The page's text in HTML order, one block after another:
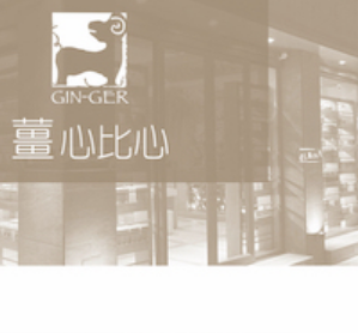
，台灣大哥大用戶可立即使用無須另外申請。
你分期」，訂單成立後會自動跳轉到大哥付的交易
選擇欲分期的期數、繳款截止日，確認付款後即完
數及費用金額請依後續交易確認頁面所載為準。
未前往確認交易或遇審核未通過，訂單將自動取
通過狀況，表示未達大哥付你分期系統評分，恕無
單，「大哥付你分期」於每月結算日後寄送繳費提
後，可選擇「超商條碼／台灣大直營門市／銀行轉
」】
到商品之後才付款」的支付方式。 讓您購物簡單
、不需綁卡、不需儲值。
，簡訊認證，即可結帳。
服務後，再付款。
帳流程】
先享後付」後，將跳轉至「AFTEE先享後付」
含以上)免運費